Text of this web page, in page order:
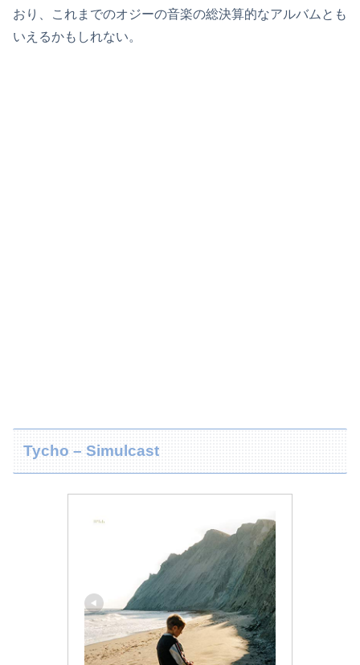
おり、これまでのオジーの音楽の総決算的なアルバムとも
いえるかもしれない。
Tycho – Simulcast